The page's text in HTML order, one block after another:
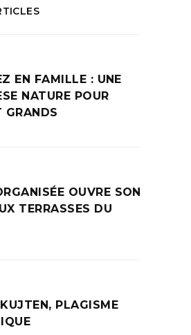
EN FAMILLE : UNE
NATURE POUR
GRANDS
OUVRE SON
TERRASSES DU
PLAGISME